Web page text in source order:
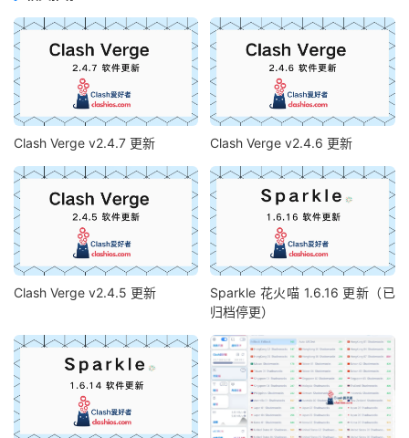
Clash Verge v2.4.7 更新 Clash Verge v2.4.6 更新
Clash Verge v2.4.5 更新
Sparkle 花火喵 1.6.16 更新（已
归档停更）